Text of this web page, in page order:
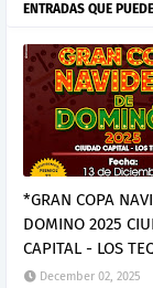
ENTRADAS QUE
*GRAN COPA
DOMINO 2025
CAPITAL - LOS
December 02, 2025